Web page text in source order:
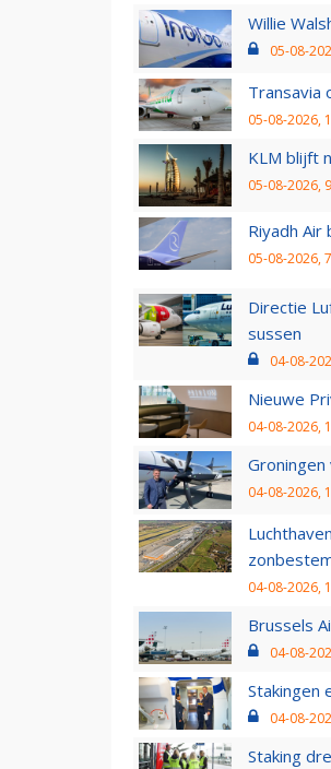
Willie
05-08-
Transavia
05-08-2026,
KLM blijft
05-08-2026,
Riyadh
05-08-2026,
Directie
sussen
04-08-
Nieuwe
04-08-2026,
04-08-2026,
04-08-2026,
Brussels
04-08-
Stakingen
04-08-
Staking